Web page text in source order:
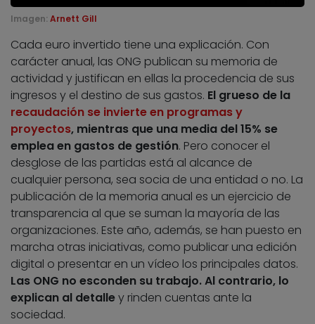
Imagen: Arnett Gill
Cada euro invertido tiene una explicación. Con
carácter anual, las ONG publican su memoria de
actividad y justifican en ellas la procedencia de sus
ingresos y el destino de sus gastos. El grueso de la
recaudación se invierte en programas y
proyectos, mientras que una media del 15% se
emplea en gastos de gestión. Pero conocer el
desglose de las partidas está al alcance de
cualquier persona, sea socia de una entidad o no. La
publicación de la memoria anual es un ejercicio de
transparencia al que se suman la mayoría de las
organizaciones. Este año, además, se han puesto en
marcha otras iniciativas, como publicar una edición
digital o presentar en un vídeo los principales datos.
Las ONG no esconden su trabajo. Al contrario, lo
explican al detalley rinden cuentas ante la
sociedad.